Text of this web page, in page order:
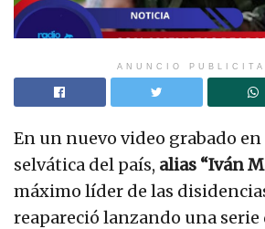
ANUNCIO
En un nuevo video grabado
selvática del país, alias “Iván
máximo líder de las
reapareció lanzando una serie